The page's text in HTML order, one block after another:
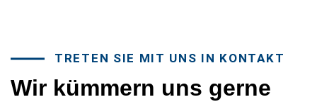
TRETEN SIE MIT UNS IN KONTAKT
Wir kümmern uns gerne